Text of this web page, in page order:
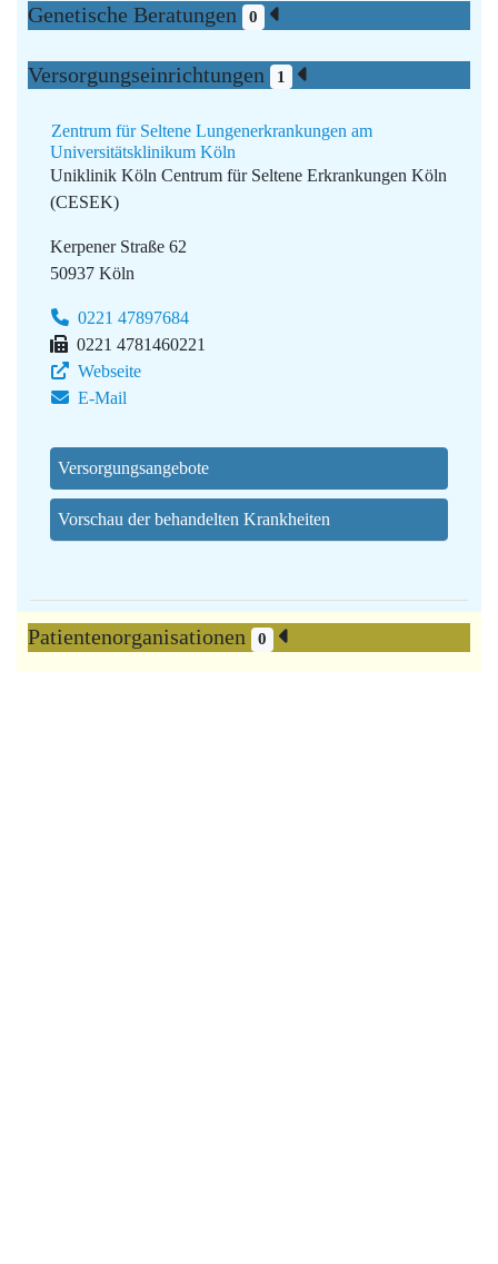
Genetische Beratungen 0
Versorgungseinrichtungen 1
Zentrum für Seltene Lungenerkrankungen am
Universitätsklinikum Köln
Uniklinik Köln Centrum für Seltene Erkrankungen Köln
(CESEK)
Kerpener Straße 62
50937 Köln
0221 47897684
0221 4781460221
Webseite
E-Mail
Versorgungsangebote
Vorschau der behandelten Krankheiten
Patientenorganisationen 0